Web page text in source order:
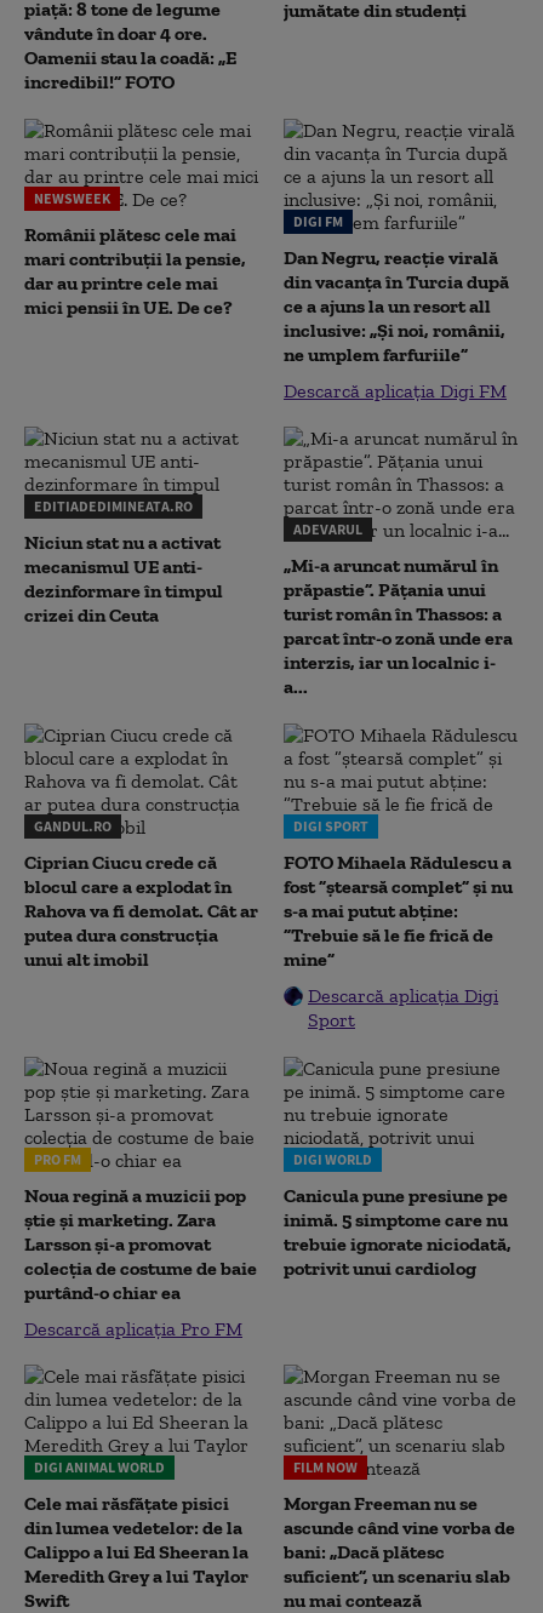
piață: 8 tone de legume
vândute în doar 4 ore.
Oamenii stau la coadă: „E
incredibil!” FOTO
jumătate din studenţi
NEWSWEEK
Românii plătesc cele mai
mari contribuții la pensie,
dar au printre cele mai
mici pensii în UE. De ce?
DIGI FM
Dan Negru, reacție virală
din vacanța în Turcia după
ce a ajuns la un resort all
inclusive: „Și noi, românii,
ne umplem farfuriile”
Descarcă aplicația Digi FM
EDITIADEDIMINEATA.RO
Niciun stat nu a activat
mecanismul UE anti-
dezinformare în timpul
crizei din Ceuta
ADEVARUL
„Mi-a aruncat numărul în
prăpastie”. Pățania unui
turist român în Thassos: a
parcat într-o zonă unde era
interzis, iar un localnic i-
a...
GANDUL.RO
Ciprian Ciucu crede că
blocul care a explodat în
Rahova va fi demolat. Cât ar
putea dura construcția
unui alt imobil
DIGI SPORT
FOTO Mihaela Rădulescu a
fost ”ștearsă complet” și nu
s-a mai putut abține:
”Trebuie să le fie frică de
mine”
Descarcă aplicația Digi
Sport
PRO FM
Noua regină a muzicii pop
știe și marketing. Zara
Larsson și-a promovat
colecția de costume de baie
purtând-o chiar ea
Descarcă aplicația Pro FM
DIGI WORLD
Canicula pune presiune pe
inimă. 5 simptome care nu
trebuie ignorate niciodată,
potrivit unui cardiolog
DIGI ANIMAL WORLD
Cele mai răsfățate pisici
din lumea vedetelor: de la
Calippo a lui Ed Sheeran la
Meredith Grey a lui Taylor
Swift
FILM NOW
Morgan Freeman nu se
ascunde când vine vorba de
bani: „Dacă plătesc
suficient”, un scenariu slab
nu mai contează